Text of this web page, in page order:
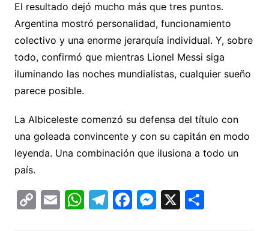
El resultado dejó mucho más que tres puntos.
Argentina mostró personalidad, funcionamiento
colectivo y una enorme jerarquía individual. Y, sobre
todo, confirmó que mientras Lionel Messi siga
iluminando las noches mundialistas, cualquier sueño
parece posible.
La Albiceleste comenzó su defensa del título con
una goleada convincente y con su capitán en modo
leyenda. Una combinación que ilusiona a todo un
país.
C E W T F M X C